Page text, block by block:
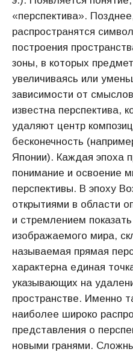
«перспектива».
распространятся
построения
зоны, в которых
увеличиваясь или
зависимости от
известна перспектива,
удаляют центр
бесконечность
Японии). Каждая эпоха
понимание и освоение
перспективы. В эпоху
открытиями в области
и стремлением
изображаемого мира,
называемая прямая
характерна единая
указывающих на
пространстве. Именно
наиболее широко
представления о
новыми гранями.